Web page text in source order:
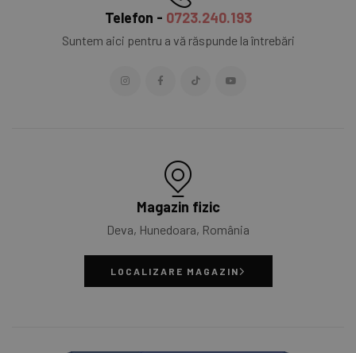
Telefon - 0723.240.193
Suntem aici pentru a vă răspunde la întrebări
Magazin fizic
Deva, Hunedoara, România
LOCALIZARE MAGAZIN